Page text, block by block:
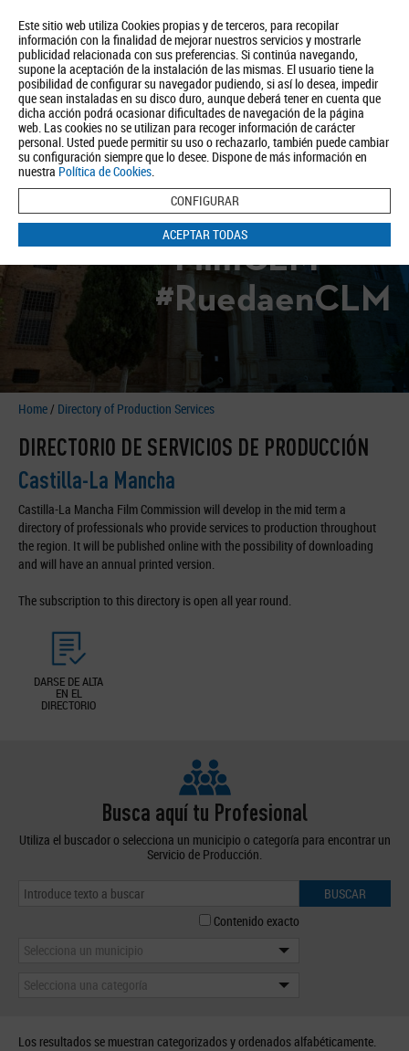
Este sitio web utiliza Cookies propias y de terceros, para recopilar
información con la finalidad de mejorar nuestros servicios y mostrarle
publicidad relacionada con sus preferencias. Si continúa navegando,
supone la aceptación de la instalación de las mismas. El usuario tiene la
posibilidad de configurar su navegador pudiendo, si así lo desea, impedir
que sean instaladas en su disco duro, aunque deberá tener en cuenta que
dicha acción podrá ocasionar dificultades de navegación de la página
web. Las cookies no se utilizan para recoger información de carácter
personal. Usted puede permitir su uso o rechazarlo, también puede cambiar
su configuración siempre que lo desee. Dispone de más información en
nuestra Política de Cookies.
CONFIGURAR
ACEPTAR TODAS
About us Tourism Política de Privacidad Aviso Legal Política de Cookies
BUSCAR
#FilmCLM
#RuedaenCLM
Home/ Directory of Production Services
DIRECTORIO DE SERVICIOS DE PRODUCCIÓN
Castilla-La Mancha
Castilla-La Mancha Film Commission will develop in the mid term a
directory of professionals who provide services to production throughout
the region. It will be published online with the possibility of downloading
and will have an annual printed version.
The subscription to this directory is open all year round.
DARSE DE ALTA
EN EL
DIRECTORIO
Busca aquí tu Profesional
Utiliza el buscador o selecciona un municipio o categoría para encontrar un
Servicio de Producción.
BUSCAR
Contenido exacto
Selecciona un municipio
Selecciona una categoría
Los resultados se muestran categorizados y ordenados alfabéticamente.